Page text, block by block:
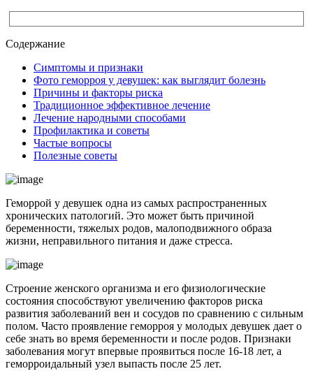
Содержание
Симптомы и признаки
Фото геморроя у девушек: как выглядит болезнь
Причины и факторы риска
Традиционное эффективное лечение
Лечение народными способами
Профилактика и советы
Частые вопросы
Полезные советы
Геморрой у девушек одна из самых распространенных
хронических патологий. Это может быть причиной
беременности, тяжелых родов, малоподвижного образа
жизни, неправильного питания и даже стресса.
Строение женского организма и его физиологические
состояния способствуют увеличению факторов риска
развития заболеваний вен и сосудов по сравнению с сильным
полом. Часто проявление геморроя у молодых девушек дает о
себе знать во время беременности и после родов. Признаки
заболевания могут впервые проявиться после 16-18 лет, а
геморроидальный узел выпасть после 25 лет.